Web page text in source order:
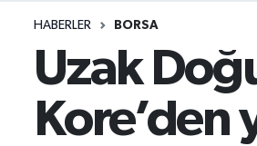
HABERLER BORSA
Uzak
Kore’den
İletişim
Künye
Yasal Uyarı